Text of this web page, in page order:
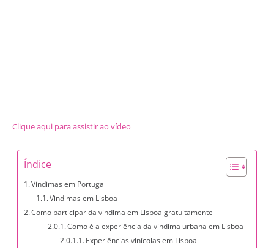
Clique aqui para assistir ao vídeo
Índice
Vindimas em Portugal
Vindimas em Lisboa
Como participar da vindima em Lisboa gratuitamente
Como é a experiência da vindima urbana em Lisboa
Experiências vinícolas em Lisboa